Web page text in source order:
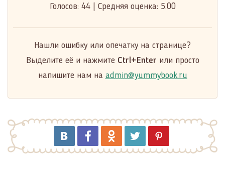
Голосов: 44| Средняя оценка: 5.00
Нашли ошибку или опечатку на странице?
Выделите её и нажмите Ctrl+Enter или просто
напишите нам на admin@yummybook.ru